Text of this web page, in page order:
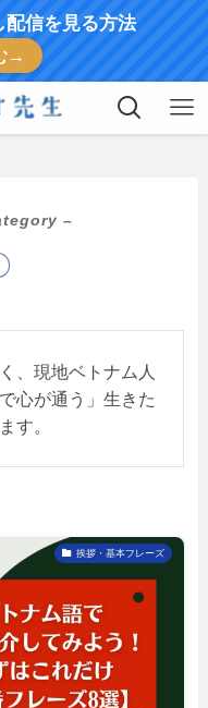
配信を見る方法
→
–
、現地ベトナム人
心が通う」生きた
す。
挨拶・基本フレーズ